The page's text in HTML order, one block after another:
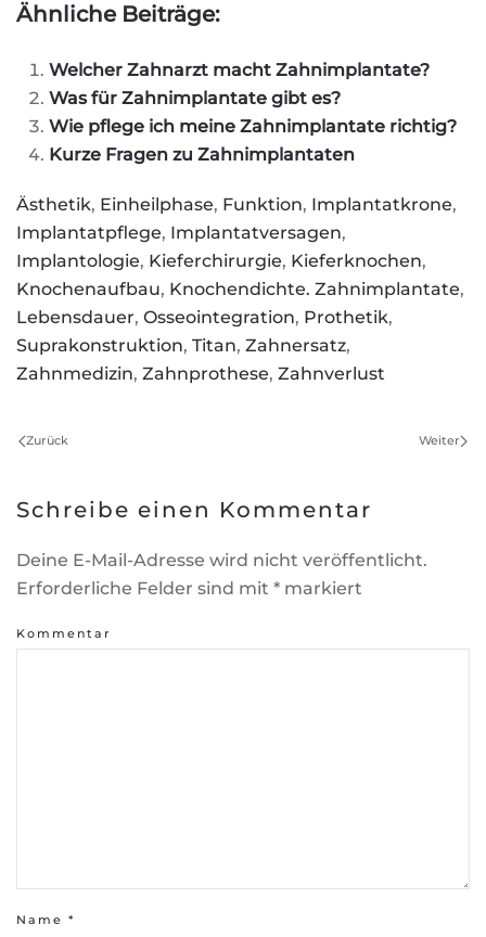
Ähnliche Beiträge:
Welcher Zahnarzt macht Zahnimplantate?
Was für Zahnimplantate gibt es?
Wie pflege ich meine Zahnimplantate richtig?
Kurze Fragen zu Zahnimplantaten
Ästhetik, Einheilphase, Funktion, Implantatkrone,
Implantatpflege, Implantatversagen,
Implantologie, Kieferchirurgie, Kieferknochen,
Knochenaufbau, Knochendichte. Zahnimplantate,
Lebensdauer, Osseointegration, Prothetik,
Suprakonstruktion, Titan, Zahnersatz,
Zahnmedizin, Zahnprothese, Zahnverlust
Zurück Weiter
Schreibe einen Kommentar
Deine E-Mail-Adresse wird nicht veröffentlicht.
Erforderliche Felder sind mit * markiert
Kommentar
Name *